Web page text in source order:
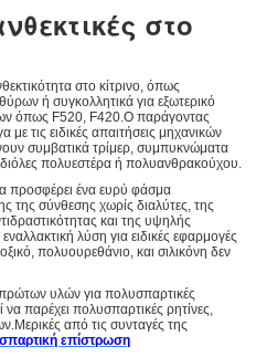
στο
στο κίτρινο, όπως
ή συγκολλητικά για εξωτερικό
όπως F520, F420.Ο παράγοντας
τις ειδικές απαιτήσεις μηχανικών
συμβατικά τρίμερ, συμπυκνώματα
πολυεστέρα ή πολυανθρακούχου.
προσφέρει ένα ευρύ φάσμα
της σύνθεσης χωρίς διαλύτες, της
και της υψηλής
λύση για ειδικές εφαρμογές
πολυουρεθάνιο, και σιλικόνη δεν
υλών για πολυσπαρτικές
να παρέχει πολυσπαρτικές ρητίνες,
από τις συνταγές της
επίστρωση